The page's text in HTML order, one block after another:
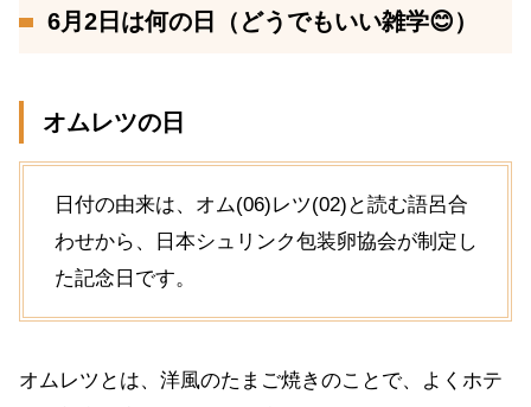
6月2日は何の日（どうでもいい雑学😊）
オムレツの日
日付の由来は、オム(06)レツ(02)と読む語呂合
わせから、日本シュリンク包装卵協会が制定し
た記念日です。
オムレツとは、洋風のたまご焼きのことで、よくホテ